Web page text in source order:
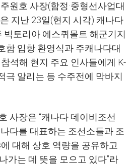
원호 사장(함정·중형선사업대
지난 23일(현지 시각) 캐나다
빅토리아 에스퀴몰트 해군기지
함 입항 환영식과 주캐나다대
석해 현지 주요 인사들에게 K-
극 알리는 등 수주전에 막바지
사장은 “캐나다 데이비조선
다를 대표하는 조선소들과 조
대해 상호 역량을 공유하고
가는 데 뜻을 모으고 있다”라